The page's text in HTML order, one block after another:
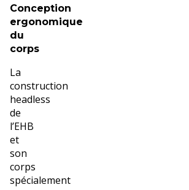
Conception
ergonomique
du
corps
La
construction
headless
de
l’EHB
et
son
corps
spécialement